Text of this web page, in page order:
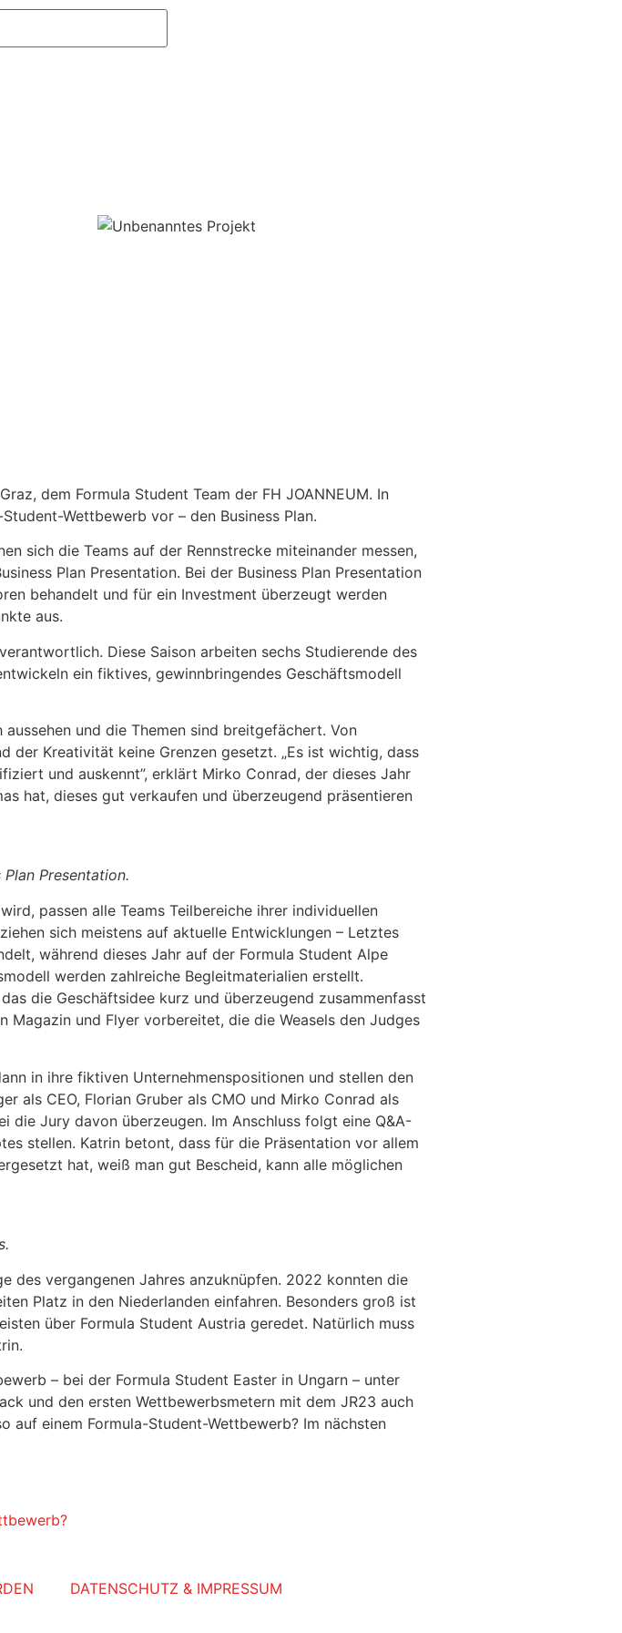
dem Formula Student Team der FH JOANNEUM. In
Wettbewerb vor – den Business Plan.
sich die Teams auf der Rennstrecke miteinander messen,
Plan Presentation. Bei der Business Plan Presentation
behandelt und für ein Investment überzeugt werden
aus.
Diese Saison arbeiten sechs Studierende des
ein fiktives, gewinnbringendes Geschäftsmodell
und die Themen sind breitgefächert. Von
der Kreativität keine Grenzen gesetzt. „Es ist wichtig, dass
und auskennt”, erklärt Mirko Conrad, der dieses Jahr
hat, dieses gut verkaufen und überzeugend präsentieren
Presentation.
passen alle Teams Teilbereiche ihrer individuellen
sich meistens auf aktuelle Entwicklungen – Letztes
während dieses Jahr auf der Formula Student Alpe
werden zahlreiche Begleitmaterialien erstellt.
die Geschäftsidee kurz und überzeugend zusammenfasst
und Flyer vorbereitet, die die Weasels den Judges
in ihre fiktiven Unternehmenspositionen und stellen den
als CEO, Florian Gruber als CMO und Mirko Conrad als
die Jury davon überzeugen. Im Anschluss folgt eine Q&A-
stellen. Katrin betont, dass für die Präsentation vor allem
hat, weiß man gut Bescheid, kann alle möglichen
des vergangenen Jahres anzuknüpfen. 2022 konnten die
Platz in den Niederlanden einfahren. Besonders groß ist
über Formula Student Austria geredet. Natürlich muss
– bei der Formula Student Easter in Ungarn – unter
und den ersten Wettbewerbsmetern mit dem JR23 auch
auf einem Formula-Student-Wettbewerb? Im nächsten
DATENSCHUTZ & IMPRESSUM